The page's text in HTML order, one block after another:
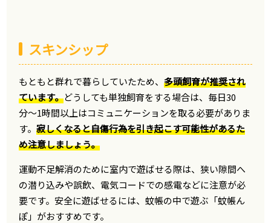
スキンシップ
もともと群れで暮らしていたため、多頭飼育が推奨され
ています。どうしても単独飼育をする場合は、毎日30
分〜1時間以上はコミュニケーションを取る必要がありま
す。寂しくなると自傷行為を引き起こす可能性があるた
め注意しましょう。
運動不足解消のために室内で遊ばせる際は、狭い隙間へ
の潜り込みや誤飲、電気コードでの感電などに注意が必
要です。安全に遊ばせるには、蚊帳の中で遊ぶ「蚊帳ん
ぽ」がおすすめです。